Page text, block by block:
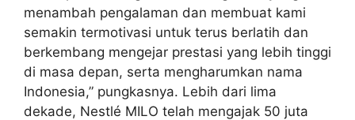
menambah pengalaman dan membuat kami
semakin termotivasi untuk terus berlatih dan
berkembang mengejar prestasi yang lebih tinggi
di masa depan, serta mengharumkan nama
Indonesia,” pungkasnya. Lebih dari lima
dekade, Nestlé MILO telah mengajak 50 juta